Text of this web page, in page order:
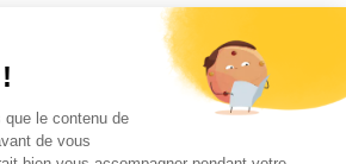
que le contenu de
de vous